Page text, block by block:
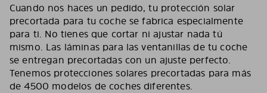
Cuando nos haces un pedido, tu protección solar
precortada para tu coche se fabrica especialmente
para ti. No tienes que cortar ni ajustar nada tú
mismo. Las láminas para las ventanillas de tu coche
se entregan precortadas con un ajuste perfecto.
Tenemos protecciones solares precortadas para más
de 4500 modelos de coches diferentes.